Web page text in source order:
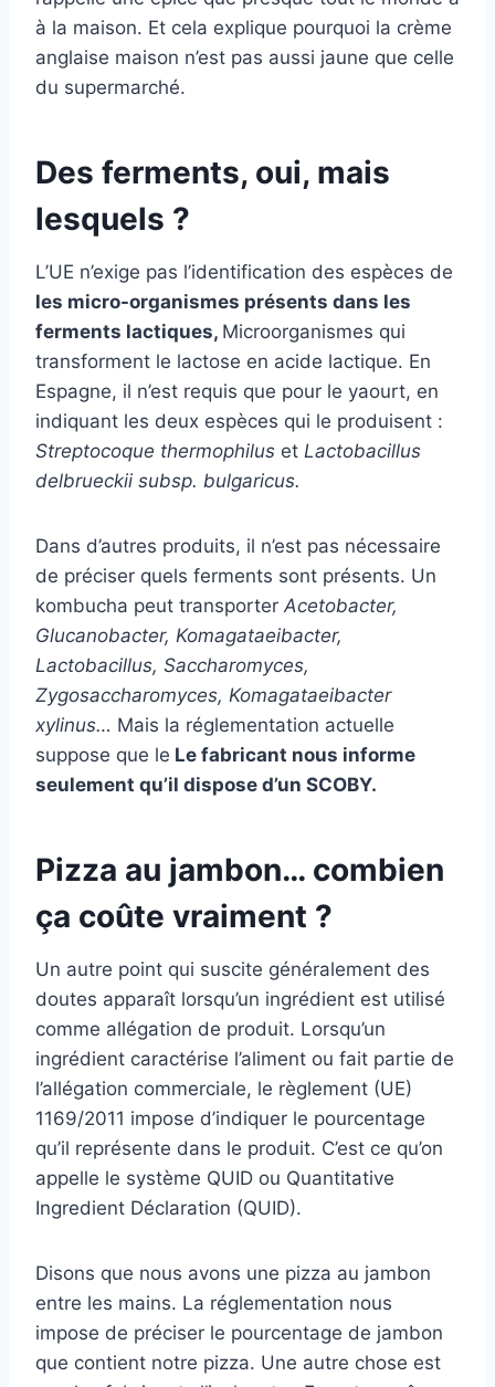
à la maison. Et cela explique pourquoi la crème
anglaise maison n’est pas aussi jaune que celle
du supermarché.
Des ferments, oui, mais
lesquels ?
L’UE n’exige pas l’identification des espèces de
les micro-organismes présents dans les
ferments lactiques, Microorganismes qui
transforment le lactose en acide lactique. En
Espagne, il n’est requis que pour le yaourt, en
indiquant les deux espèces qui le produisent :
Streptocoque thermophilus et Lactobacillus
delbrueckii subsp. bulgaricus.
Dans d’autres produits, il n’est pas nécessaire
de préciser quels ferments sont présents. Un
kombucha peut transporter Acetobacter,
Glucanobacter, Komagataeibacter,
Lactobacillus, Saccharomyces,
Zygosaccharomyces, Komagataeibacter
xylinus… Mais la réglementation actuelle
suppose que le Le fabricant nous informe
seulement qu’il dispose d’un SCOBY.
Pizza au jambon… combien
ça coûte vraiment ?
Un autre point qui suscite généralement des
doutes apparaît lorsqu’un ingrédient est utilisé
comme allégation de produit. Lorsqu’un
ingrédient caractérise l’aliment ou fait partie de
l’allégation commerciale, le règlement (UE)
1169/2011 impose d’indiquer le pourcentage
qu’il représente dans le produit. C’est ce qu’on
appelle le système QUID ou Quantitative
Ingredient Déclaration (QUID).
Disons que nous avons une pizza au jambon
entre les mains. La réglementation nous
impose de préciser le pourcentage de jambon
que contient notre pizza. Une autre chose est